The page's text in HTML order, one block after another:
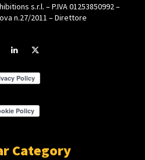
s.r.l. – P.IVA 01253850992 –
n.27/2011 – Direttore
Category